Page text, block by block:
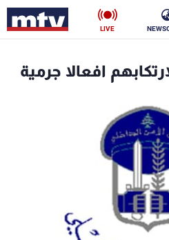
LIVE
ناس
رياضة